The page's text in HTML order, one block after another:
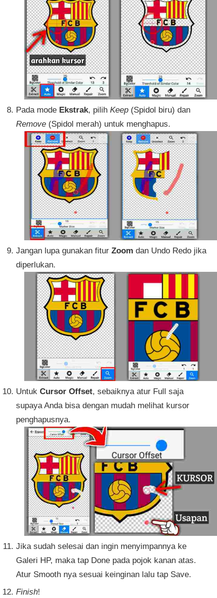
Pada mode Ekstrak, pilih Keep (Spidol biru) dan
Remove (Spidol merah) untuk menghapus.
Jangan lupa gunakan fitur Zoom dan Undo Redo jika
diperlukan.
Untuk Cursor Offset, sebaiknya atur Full saja
supaya Anda bisa dengan mudah melihat kursor
penghapusnya.
Jika sudah selesai dan ingin menyimpannya ke
Galeri HP, maka tap Done pada pojok kanan atas.
Atur Smooth nya sesuai keinginan lalu tap Save.
Finish!